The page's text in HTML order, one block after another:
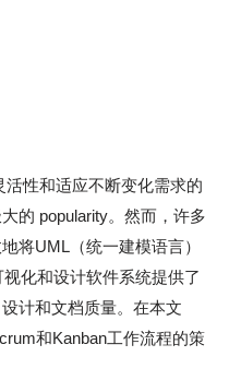
性和适应不断变化需求的
的 popularity。然而，许多
将UML（统一建模语言）
化和设计软件系统提供了
计和文档质量。在本文
和Kanban工作流程的策